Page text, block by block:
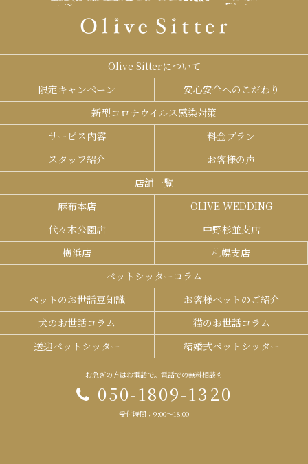
Olive Sitterについて
限定キャンペーン
安心安全へのこだわり
新型コロナウイルス感染対策
サービス内容
料金プラン
スタッフ紹介
お客様の声
店舗一覧
麻布本店
OLIVE WEDDING
代々木公園店
中野杉並支店
横浜店
札幌支店
ペットシッターコラム
ペットのお世話豆知識
お客様ペットのご紹介
犬のお世話コラム
猫のお世話コラム
送迎ペットシッター
結婚式ペットシッター
お急ぎの方はお電話で。電話での無料相談も
050-1809-1320
受付時間：9:00～18:00